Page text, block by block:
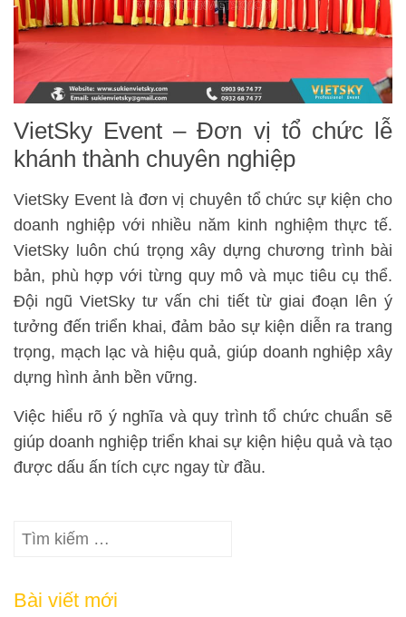
VietSky Event – Đơn vị tổ chức lễ
khánh thành chuyên nghiệp
VietSky Event là đơn vị chuyên tổ chức sự kiện cho
doanh nghiệp với nhiều năm kinh nghiệm thực tế.
VietSky luôn chú trọng xây dựng chương trình bài
bản, phù hợp với từng quy mô và mục tiêu cụ thể.
Đội ngũ VietSky tư vấn chi tiết từ giai đoạn lên ý
tưởng đến triển khai, đảm bảo sự kiện diễn ra trang
trọng, mạch lạc và hiệu quả, giúp doanh nghiệp xây
dựng hình ảnh bền vững.
Việc hiểu rõ ý nghĩa và quy trình tổ chức chuẩn sẽ
giúp doanh nghiệp triển khai sự kiện hiệu quả và tạo
được dấu ấn tích cực ngay từ đầu.
Tìm
Bài viết mới